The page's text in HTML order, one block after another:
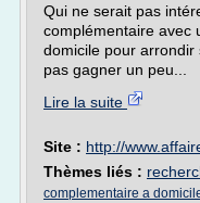
Qui ne serait pas
complémentaire avec
domicile pour arrondir
pas gagner un peu...
Lire la suite
Site : http://
Thèmes liés :
complementaire a